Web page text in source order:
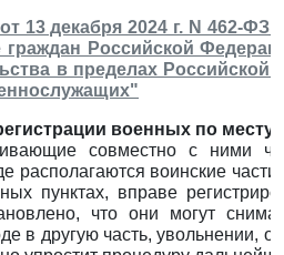
13 декабря 2024 г. N 462-
Российской
в пределах Российской
военных по месту
совместно с ними
располагаются воинские
пунктах, вправе
что они могут
в другую часть, увольнении,